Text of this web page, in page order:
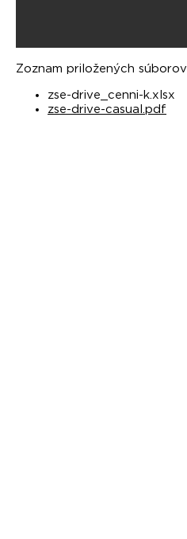
Zoznam priložených súborov
zse-drive_cenni-k.xlsx
zse-drive-casual.pdf